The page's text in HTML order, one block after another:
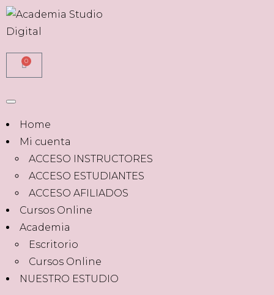
0
Home
Mi cuenta
ACCESO INSTRUCTORES
ACCESO ESTUDIANTES
ACCESO AFILIADOS
Cursos Online
Academia
Escritorio
Cursos Online
NUESTRO ESTUDIO